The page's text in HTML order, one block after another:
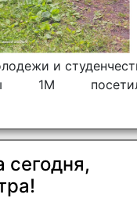
и
1М
в каждом
сегодня,